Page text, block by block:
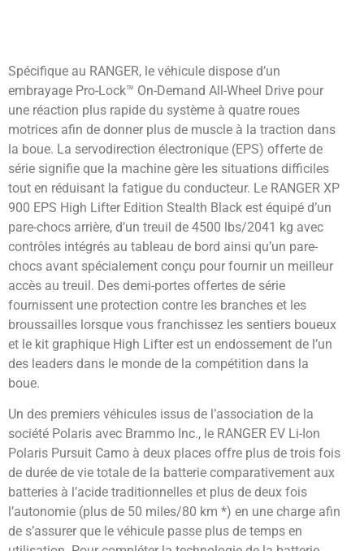
Spécifique au RANGER, le véhicule dispose d’un
embrayage Pro-Lock™ On-Demand All-Wheel Drive pour
une réaction plus rapide du système à quatre roues
motrices afin de donner plus de muscle à la traction dans
la boue. La servodirection électronique (EPS) offerte de
série signifie que la machine gère les situations difficiles
tout en réduisant la fatigue du conducteur. Le RANGER XP
900 EPS High Lifter Edition Stealth Black est équipé d’un
pare-chocs arrière, d’un treuil de 4500 lbs/2041 kg avec
contrôles intégrés au tableau de bord ainsi qu’un pare-
chocs avant spécialement conçu pour fournir un meilleur
accès au treuil. Des demi-portes offertes de série
fournissent une protection contre les branches et les
broussailles lorsque vous franchissez les sentiers boueux
et le kit graphique High Lifter est un endossement de l’un
des leaders dans le monde de la compétition dans la
boue.
Un des premiers véhicules issus de l’association de la
société Polaris avec Brammo Inc., le RANGER EV Li-Ion
Polaris Pursuit Camo à deux places offre plus de trois fois
de durée de vie totale de la batterie comparativement aux
batteries à l’acide traditionnelles et plus de deux fois
l’autonomie (plus de 50 miles/80 km *) en une charge afin
de s’assurer que le véhicule passe plus de temps en